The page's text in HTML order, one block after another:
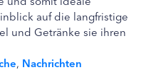
auf die langfristige
und Getränke sie ihren
, Nachrichten